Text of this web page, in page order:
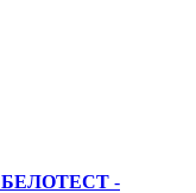
БЕЛОТЕСТ -